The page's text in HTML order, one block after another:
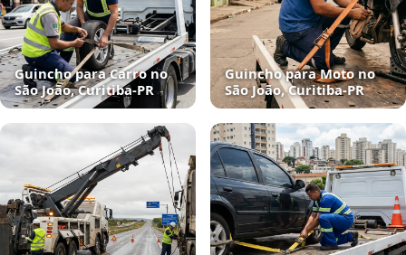
Guincho para Carro no
São João, Curitiba‑PR
Guincho para Moto no
São João, Curitiba‑PR